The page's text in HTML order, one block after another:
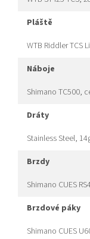
pláště
WTB Riddler TCS
náboje
Shimano TC500,
dráty
Stainless Steel,
brzdy
Shimano CUES
brzdové páky
Shimano CUES